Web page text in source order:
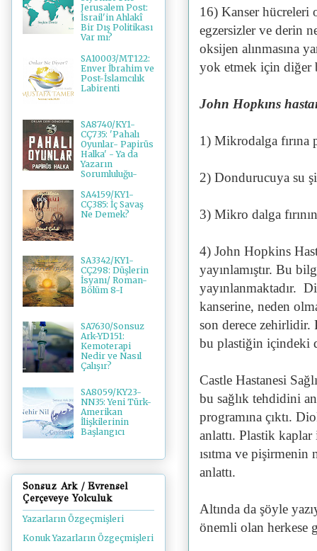
16) Kanser hücreleri
egzersizler ve derin
oksijen alınmasına
yok etmek için diğer
John Hopkıns
1) Mikrodalga fırına
2) Dondurucuya su
3) Mikro dalga
4) John Hopkins
yayınlamıştır. Bu
yayınlanmaktadır.
kanserine, neden
son derece zehirlidir.
bu plastiğin içindeki
Castle Hastanesi
bu sağlık tehdidini
programına çıktı.
anlattı. Plastik
ısıtma ve
anlattı.
Altında da şöyle
önemli olan herkese
Jerusalem Post:
İsrail'in Ahlakî
Bir Dış Politikası
Var mı?
SA10003/MT122:
Enver İbrahim ve
Post-İslamcılık
Labirenti
SA8740/KY1-
CÇ735: 'Pahalı
Oyunlar- Papirüs
Halka' - Ya da
Yazarın
Sorumluluğu-
SA4159/KY1-
CÇ385: İç Savaş
Ne Demek?
SA3342/KY1-
CÇ298: Düşlerin
İsyanı/ Roman-
Bölüm 8-I
SA7630/Sonsuz
Ark-YD151:
Kemoterapi
Nedir ve Nasıl
Çalışır?
SA8059/KY23-
NN35: Yeni Türk-
Amerikan
İlişkilerinin
Başlangıcı
Sonsuz Ark / Evrensel
Çerçeveye Yolculuk
Yazarların Özgeçmişleri
Konuk Yazarların Özgeçmişleri